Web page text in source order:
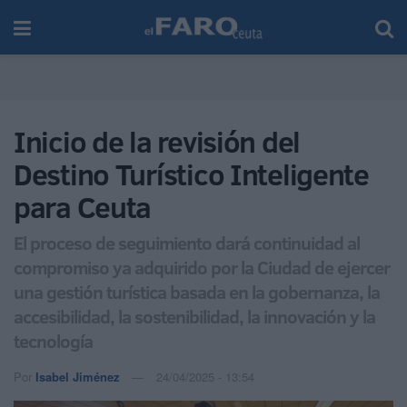
Inicio de la revisión del
Destino Turístico Inteligente
para Ceuta
El proceso de seguimiento dará continuidad al
compromiso ya adquirido por la Ciudad de ejercer
una gestión turística basada en la gobernanza, la
accesibilidad, la sostenibilidad, la innovación y la
tecnología
Por Isabel Jiménez 24/04/2025 - 13:54